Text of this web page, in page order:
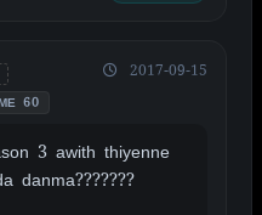
60
2017-09-15
3 awith thiyenne
danma???????